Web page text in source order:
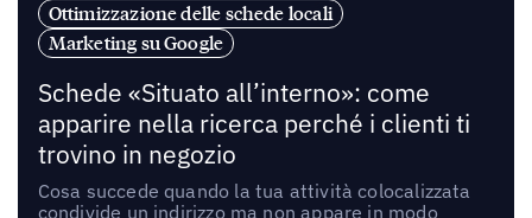
Ottimizzazione delle schede locali
Marketing su Google
Schede «Situato all’interno»: come
apparire nella ricerca perché i clienti ti
trovino in negozio
Cosa succede quando la tua attività colocalizzata
condivide un indirizzo ma non appare in modo